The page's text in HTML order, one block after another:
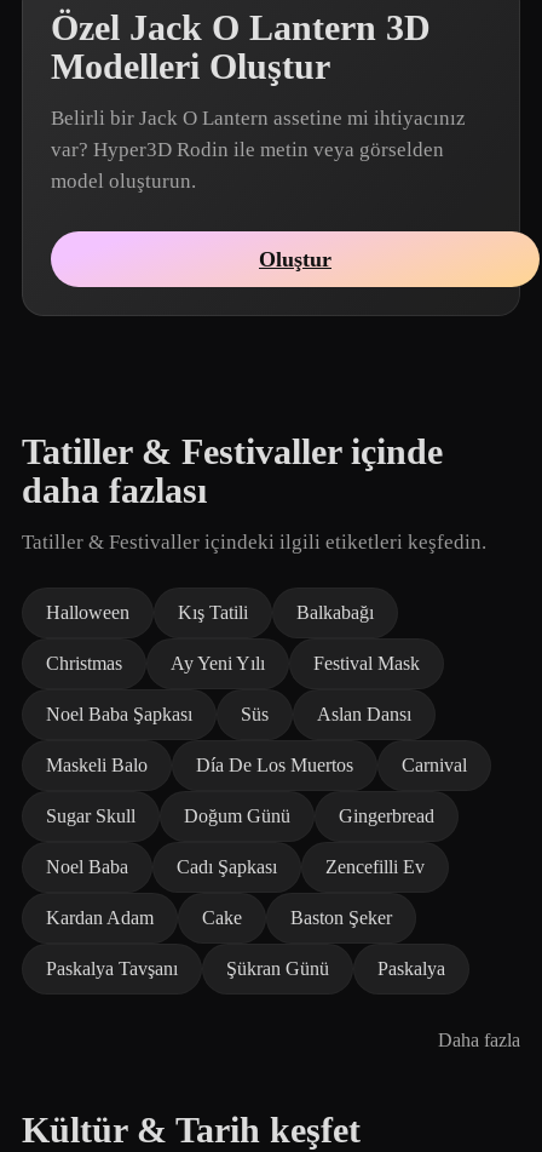
Özel Jack O Lantern 3D
Modelleri Oluştur
Belirli bir Jack O Lantern assetine mi ihtiyacınız
var? Hyper3D Rodin ile metin veya görselden
model oluşturun.
Oluştur
Tatiller & Festivaller içinde
daha fazlası
Tatiller & Festivaller içindeki ilgili etiketleri keşfedin.
Halloween Kış Tatili Balkabağı
Christmas Ay Yeni Yılı Festival Mask
Noel Baba Şapkası Süs Aslan Dansı
Maskeli Balo Día De Los Muertos Carnival
Sugar Skull Doğum Günü Gingerbread
Noel Baba Cadı Şapkası Zencefilli Ev
Kardan Adam Cake Baston Şeker
Paskalya Tavşanı Şükran Günü Paskalya
Daha fazla
Kültür & Tarih keşfet